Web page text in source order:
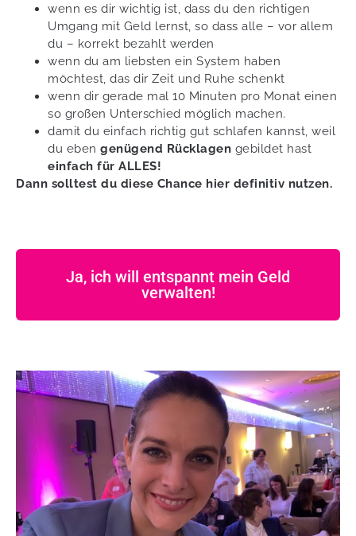
wenn es dir wichtig ist, dass du den richtigen
Umgang mit Geld lernst, so dass alle – vor allem
du – korrekt bezahlt werden
wenn du am liebsten ein System haben
möchtest, das dir Zeit und Ruhe schenkt
wenn dir gerade mal 10 Minuten pro Monat einen
so großen Unterschied möglich machen.
damit du einfach richtig gut schlafen kannst, weil
du eben genügend Rücklagen gebildet hast
einfach für ALLES!
Dann solltest du diese Chance hier definitiv nutzen.
Ja, ich will entspannt mein Geld
verwalten!